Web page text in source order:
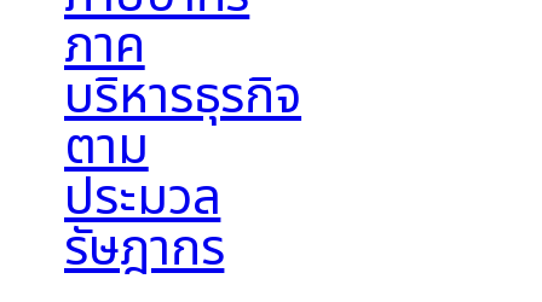
ภาค
บริหารธุรกิจ
ตาม
ประมวล
รัษฎากร